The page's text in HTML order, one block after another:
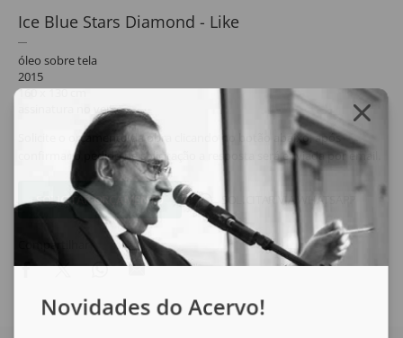
Ice Blue Stars Diamond - Like
óleo sobre tela
2015
160 x 130 cm
assinatura no verso
Solicite o orçamento da obra clicando no botão abaixo, após
confirmar o pedido de solicitação a resposta será enviada por email.
SOLICITAR ORÇAMENTO SOLICITAR VIA WHATSAPP
Compartilhar
Novidades do Acervo!